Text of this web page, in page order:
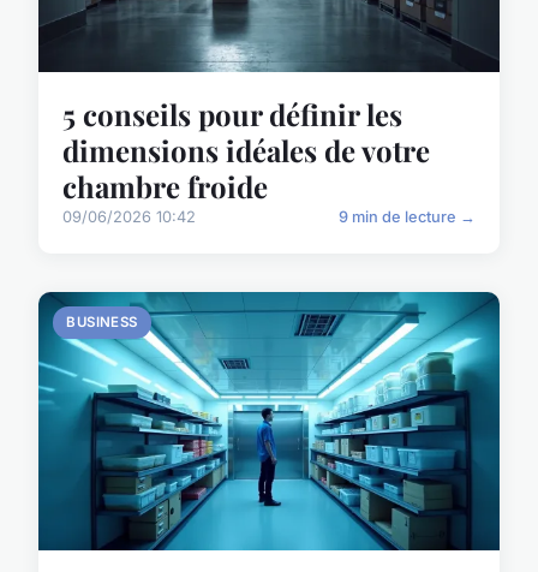
5 conseils pour définir les
dimensions idéales de votre
chambre froide
09/06/2026 10:42 9 min de lecture →
BUSINESS